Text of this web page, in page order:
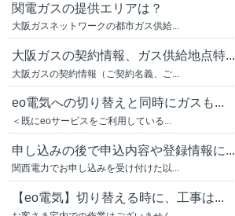
関電ガスの提供エリアは？
大阪ガスネットワークの都市ガス供給...
大阪ガスの契約情報、ガス供給地点特...
大阪ガスの契約情報（ご契約名義、ご...
eo電気への切り替えと同時にガスも...
＜既にeoサービスをご利用している...
申し込みの後で申込内容や登録情報に...
関西電力でお申し込みを受け付けた以...
【eo電気】切り替える時に、工事は...